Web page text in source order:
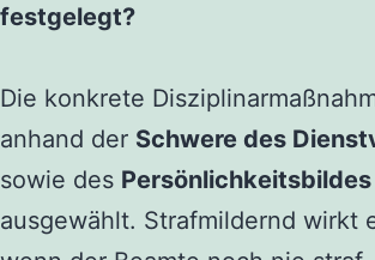
festgelegt?
Die konkrete
anhand der Schwere des
sowie des
ausgewählt. Strafmildernd wirkt